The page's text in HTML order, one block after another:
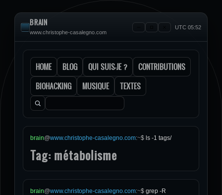
BRAIN
www.christophe-casalegno.com
UTC 05:52
HOME BLOG QUI SUIS-JE ?
CONTRIBUTIONS
BIOHACKING
MUSIQUE TEXTES
Rechercher :
brain@www.christophe-casalegno.com:~$ ls -1 tags/
Tag: métabolisme
brain@www.christophe-casalegno.com:~$ grep -R